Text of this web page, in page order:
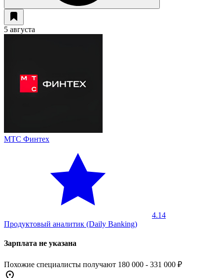
5 августа
МТС Финтех
4.14
Продуктовый аналитик (Daily Banking)
Зарплата не указана
Похожие специалисты получают 180 000 - 331 000 ₽